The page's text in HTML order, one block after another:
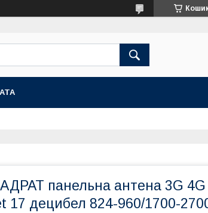
панельна антена 3G 4G
17 децибел 824-960/1700-